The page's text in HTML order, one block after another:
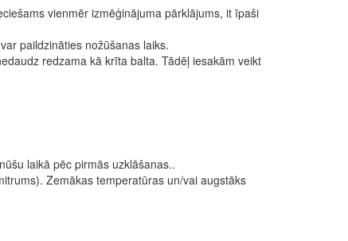
vienmēr izmēģinājuma pārklājums, it īpaši
paildzināties nožūšanas laiks.
redzama kā krīta balta. Tādēļ iesakām veikt
laikā pēc pirmās uzklāšanas..
Zemākas temperatūras un/vai augstāks